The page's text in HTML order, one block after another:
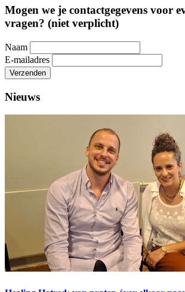
Mogen we je contactgegevens voor
vragen? (niet verplicht)
Naam
E-mailadres
Verzenden
Nieuws